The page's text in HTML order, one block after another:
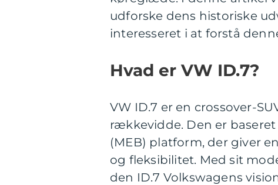
udforske dens historiske
interesseret i at forstå
Hvad er VW ID.7?
VW ID.7 er en crossover-
rækkevidde. Den er
(MEB) platform, der giver
og fleksibilitet. Med sit
den ID.7 Volkswagens